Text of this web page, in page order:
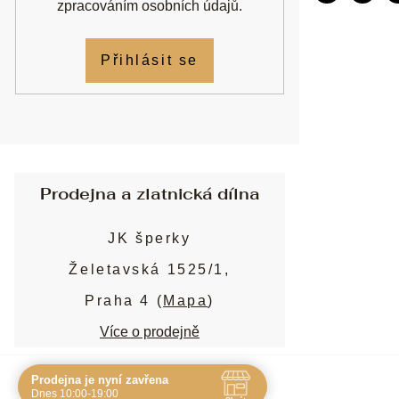
zpracováním osobních údajů.
Přihlásit se
Prodejna a zlatnická dílna
JK šperky
Želetavská 1525/1,
Praha 4 ( Mapa)
Více o prodejně
Prodejna je nyní zavřena
Dnes 10:00-19:00
Navštivte nás osobně